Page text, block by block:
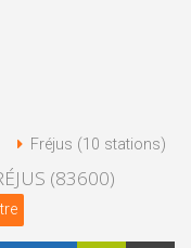
Fréjus (10 stations)
(83600)